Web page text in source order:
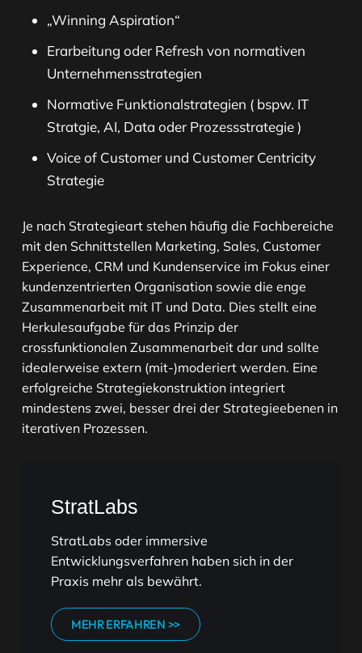
„Winning Aspiration“
Erarbeitung oder Refresh von normativen
Unternehmensstrategien
Normative Funktionalstrategien ( bspw. IT
Stratgie, AI, Data oder Prozessstrategie )
Voice of Customer und Customer Centricity
Strategie
Je nach Strategieart stehen häufig die Fachbereiche
mit den Schnittstellen Marketing, Sales, Customer
Experience, CRM und Kundenservice im Fokus einer
kundenzentrierten Organisation sowie die enge
Zusammenarbeit mit IT und Data. Dies stellt eine
Herkulesaufgabe für das Prinzip der
crossfunktionalen Zusammenarbeit dar und sollte
idealerweise extern (mit-)moderiert werden. Eine
erfolgreiche Strategiekonstruktion integriert
mindestens zwei, besser drei der Strategieebenen in
iterativen Prozessen.
StratLabs
StratLabs oder immersive
Entwicklungsverfahren haben sich in der
Praxis mehr als bewährt.
MEHR ERFAHREN >>